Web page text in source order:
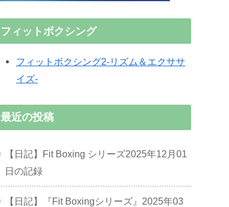
フィットボクシング
フィットボクシング2-リズム＆エクササ
イズ-
最近の投稿
【日記】Fit Boxing シリーズ2025年12月01
日の記録
【日記】『Fit Boxingシリーズ』2025年03